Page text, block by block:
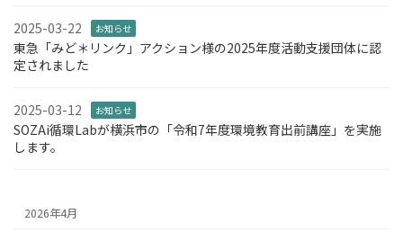
2025-03-22 お知らせ
東急「みど＊リンク」アクション様の2025年度活動支援団体に認
定されました
2025-03-12 お知らせ
SOZAi循環Labが横浜市の「令和7年度環境教育出前講座」を実施
します。
2026年4月